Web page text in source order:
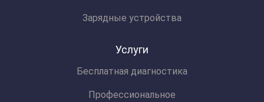
Зарядные устройства
Услуги
Бесплатная диагностика
Профессиональное